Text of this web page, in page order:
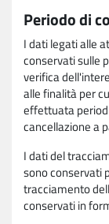
Periodo di
I dati legati alle
conservati sulle
verifica
alle finalità per
effettuata
cancellazione a
I dati del
sono conservati
tracciamento
conservati in